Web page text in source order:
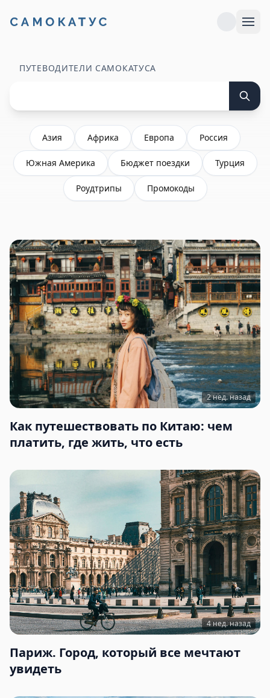
ПУТЕВОДИТЕЛИ САМОКАТУСА
Азия Африка Европа Россия
Южная Америка Бюджет поездки Турция
Роудтрипы Промокоды
2 нед. назад
Как путешествовать по Китаю: чем
платить, где жить, что есть
4 нед. назад
Париж. Город, который все мечтают
увидеть